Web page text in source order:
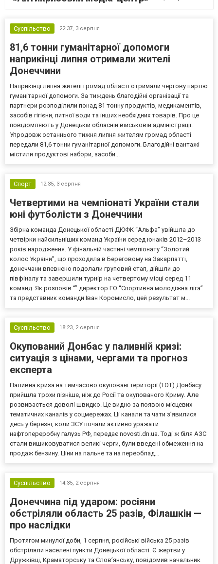
Суспільство 22:37, 3 серпня
81,6 тонни гуманітарної допомоги
наприкінці липня отримали жителі
Донеччини
Наприкінці липня жителі громад області отримали чергову партію
гуманітарної допомоги. За тиждень благодійні організації та
партнери розподілили понад 81 тонну продуктів, медикаментів,
засобів гігієни, питної води та інших необхідних товарів. Про це
повідомляють у Донецькій обласній військовій адміністрації.
Упродовж останнього тижня липня жителям громад області
передали 81,6 тонни гуманітарної допомоги. Благодійні вантажі
містили продуктові набори, засоби...
Спорт 12:35, 3 серпня
Четвертими на чемпіонаті України стали
юні футболісти з Донеччини
Збірна команда Донецької області ДЮФК “Альфа” увійшла до
четвірки найсильніших команд України серед юнаків 2012–2013
років народження. У фінальній частині чемпіонату “Золотий
колос України”, що проходила в Береговому на Закарпатті,
донеччани впевнено подолали груповий етап, дійшли до
півфіналу та завершили турнір на четвертому місці серед 11
команд. Як розповів “” директор ГО “Спортивна молодіжна ліга”
та представник команди Іван Коромисло, цей результат м...
Суспільство 18:23, 2 серпня
Окупований Донбас у паливній кризі:
ситуація з цінами, чергами та прогноз
експерта
Паливна криза на тимчасово окуповані території (ТОТ) Донбасу
прийшла трохи пізніше, ніж до Росії та окупованого Криму. Але
розвивається доволі швидко. Це видно за появою місцевих
тематичних каналів у соцмережах. Ці канали та чати з’явилися
десь у березні, коли ЗСУ почали активно уражати
нафтопереробну галузь РФ, передає novosti.dn.ua. Тоді ж біля АЗС
стали вишиковуватися великі черги, були введені обмеження на
продаж бензину. Ціни на пальне та на переоблад...
Суспільство 14:35, 2 серпня
Донеччина під ударом: росіяни
обстріляли область 25 разів, Філашкін —
про наслідки
Протягом минулої доби, 1 серпня, російські війська 25 разів
обстріляли населені пункти Донецької області. Є жертви у
Дружківці, Краматорську та Слов’янську, повідомив начальник